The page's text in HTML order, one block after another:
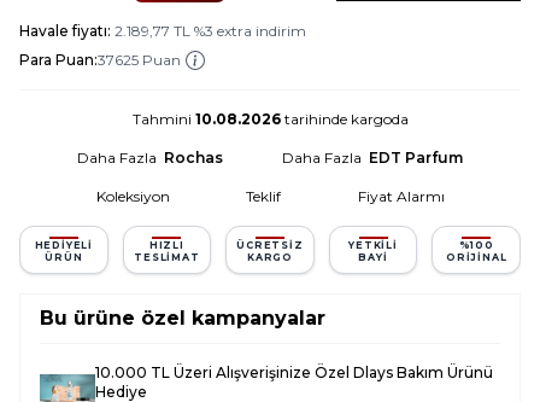
Havale fiyatı: 2.189,77 TL %3 extra indirim
Para Puan:37625 Puan
Tahmini 10.08.2026tarihinde kargoda
Daha Fazla Rochas Daha Fazla EDT Parfum
Koleksiyon Teklif Fiyat Alarmı
HEDIYELI
ÜRÜN
HIZLI
TESLIMAT
ÜCRETSIZ
KARGO
YETKILI
BAYI
%100
ORIJINAL
Bu ürüne özel kampanyalar
10.000 TL Üzeri Alışverişinize Özel Dlays Bakım Ürünü
Hediye